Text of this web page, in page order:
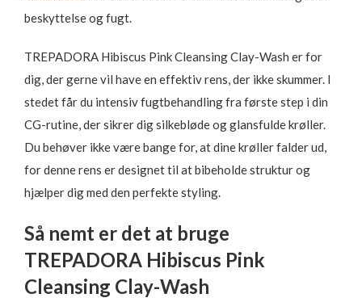
beskyttelse og fugt.
TREPADORA Hibiscus Pink Cleansing Clay-Wash er for
dig, der gerne vil have en effektiv rens, der ikke skummer. I
stedet får du intensiv fugtbehandling fra første step i din
CG-rutine, der sikrer dig silkebløde og glansfulde krøller.
Du behøver ikke være bange for, at dine krøller falder ud,
for denne rens er designet til at bibeholde struktur og
hjælper dig med den perfekte styling.
Så nemt er det at bruge
TREPADORA Hibiscus Pink
Cleansing Clay-Wash